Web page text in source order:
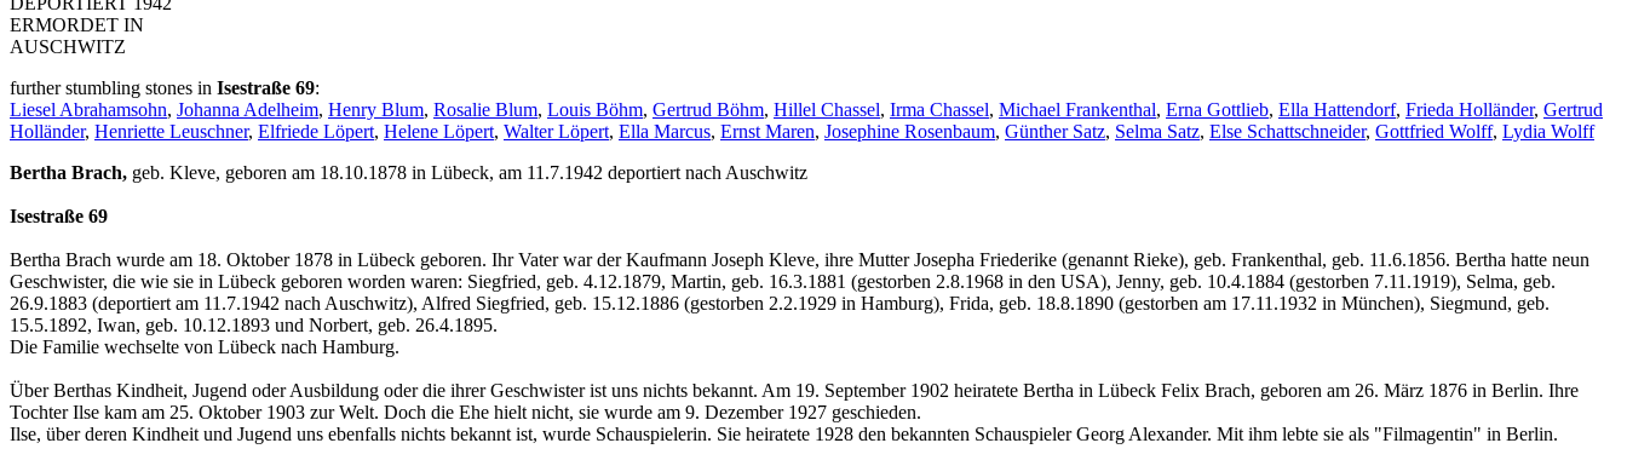
ERMORDET IN
AUSCHWITZ
further stumbling stones in Isestraße 69:
Liesel Abrahamsohn, Johanna Adelheim, Henry Blum, Rosalie Blum, Louis Böhm, Gertrud Böhm, Hillel Chassel, Irma Chassel, Michael Frankenthal, Erna Gottlieb, Ella Hattendorf, Frieda Holländer, Gertrud
Holländer, Henriette Leuschner, Elfriede Löpert, Helene Löpert, Walter Löpert, Ella Marcus, Ernst Maren, Josephine Rosenbaum, Günther Satz, Selma Satz, Else Schattschneider, Gottfried Wolff, Lydia Wolff
Bertha Brach, geb. Kleve, geboren am 18.10.1878 in Lübeck, am 11.7.1942 deportiert nach Auschwitz
Isestraße 69
Bertha Brach wurde am 18. Oktober 1878 in Lübeck geboren. Ihr Vater war der Kaufmann Joseph Kleve, ihre Mutter Josepha Friederike (genannt Rieke), geb. Frankenthal, geb. 11.6.1856. Bertha hatte neun
Geschwister, die wie sie in Lübeck geboren worden waren: Siegfried, geb. 4.12.1879, Martin, geb. 16.3.1881 (gestorben 2.8.1968 in den USA), Jenny, geb. 10.4.1884 (gestorben 7.11.1919), Selma, geb.
26.9.1883 (deportiert am 11.7.1942 nach Auschwitz), Alfred Siegfried, geb. 15.12.1886 (gestorben 2.2.1929 in Hamburg), Frida, geb. 18.8.1890 (gestorben am 17.11.1932 in München), Siegmund, geb.
15.5.1892, Iwan, geb. 10.12.1893 und Norbert, geb. 26.4.1895.
Die Familie wechselte von Lübeck nach Hamburg.
Über Berthas Kindheit, Jugend oder Ausbildung oder die ihrer Geschwister ist uns nichts bekannt. Am 19. September 1902 heiratete Bertha in Lübeck Felix Brach, geboren am 26. März 1876 in Berlin. Ihre
Tochter Ilse kam am 25. Oktober 1903 zur Welt. Doch die Ehe hielt nicht, sie wurde am 9. Dezember 1927 geschieden.
Ilse, über deren Kindheit und Jugend uns ebenfalls nichts bekannt ist, wurde Schauspielerin. Sie heiratete 1928 den bekannten Schauspieler Georg Alexander. Mit ihm lebte sie als "Filmagentin" in Berlin.